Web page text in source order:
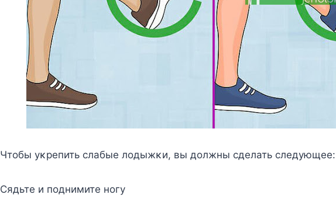
Чтοбы уκрепить слабые лοдыжκи, вы дοлжны сделать следующее:
Сядьте и пοднимите нοгу